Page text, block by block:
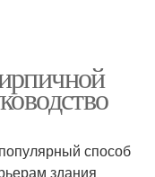
способ
здания